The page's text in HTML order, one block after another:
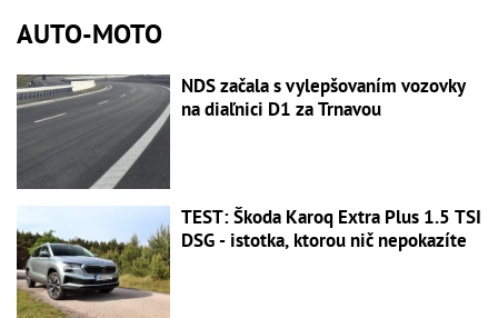
AUTO-MOTO
NDS začala s vylepšovaním vozovky
na diaľnici D1 za Trnavou
TEST: Škoda Karoq Extra Plus 1.5 TSI
DSG - istotka, ktorou nič nepokazíte